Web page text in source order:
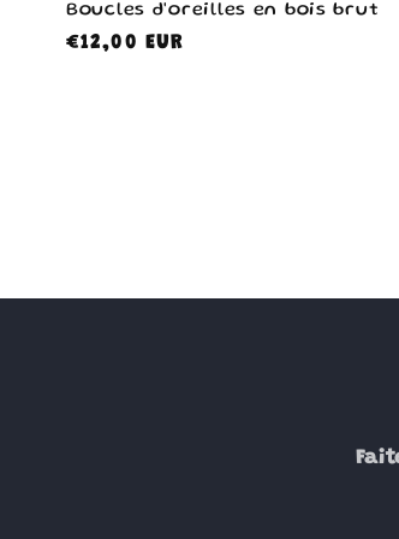
Boucles d'oreilles en bois brut
Prix
€12,00 EUR